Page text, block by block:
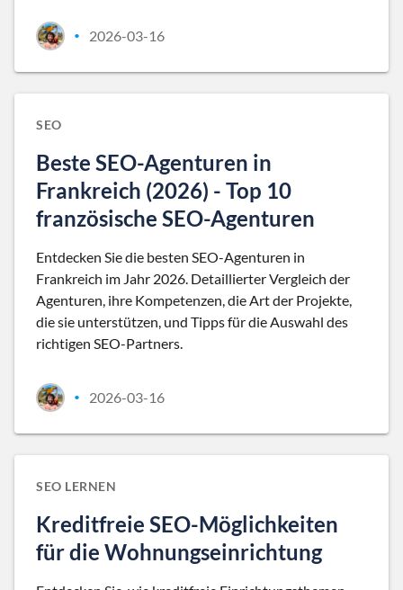
• 2026-03-16
SEO
Beste SEO-Agenturen in
Frankreich (2026) - Top 10
französische SEO-Agenturen
Entdecken Sie die besten SEO-Agenturen in
Frankreich im Jahr 2026. Detaillierter Vergleich der
Agenturen, ihre Kompetenzen, die Art der Projekte,
die sie unterstützen, und Tipps für die Auswahl des
richtigen SEO-Partners.
• 2026-03-16
SEO LERNEN
Kreditfreie SEO-Möglichkeiten
für die Wohnungseinrichtung